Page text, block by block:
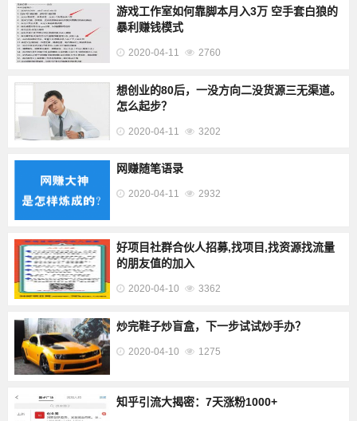
游戏工作室如何靠脚本月入3万 空手套白狼的
暴利赚钱模式
2020-04-11 2760
想创业的80后，一没方向二没货源三无渠道。
怎么起步？
2020-04-11 3202
网赚随笔语录
2020-04-11 2932
好项目社群合伙人招募,找项目,找资源找流量
的朋友值的加入
2020-04-10 3362
炒完鞋子炒盲盒，下一步试试炒手办？
2020-04-10 1275
知乎引流大揭密：7天涨粉1000+